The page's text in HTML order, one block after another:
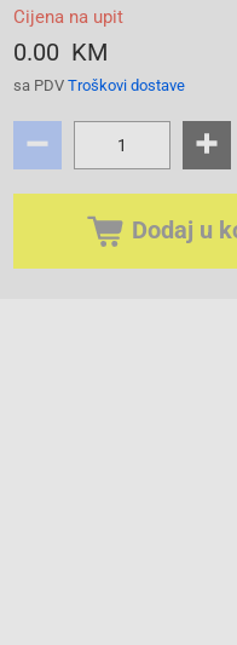
Cijena na upit
0.00 KM
sa PDV Troškovi dostave
Dodaj u